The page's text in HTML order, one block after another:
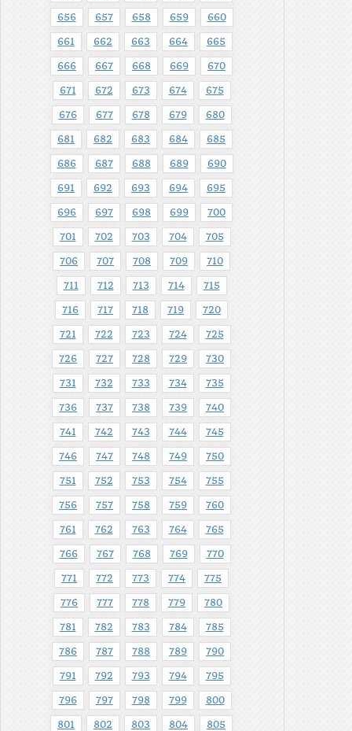
656 657 658 659 660
661 662 663 664 665
666 667 668 669 670
671 672 673 674 675
676 677 678 679 680
681 682 683 684 685
686 687 688 689 690
691 692 693 694 695
696 697 698 699 700
701 702 703 704 705
706 707 708 709 710
711 712 713 714 715
716 717 718 719 720
721 722 723 724 725
726 727 728 729 730
731 732 733 734 735
736 737 738 739 740
741 742 743 744 745
746 747 748 749 750
751 752 753 754 755
756 757 758 759 760
761 762 763 764 765
766 767 768 769 770
771 772 773 774 775
776 777 778 779 780
781 782 783 784 785
786 787 788 789 790
791 792 793 794 795
796 797 798 799 800
801 802 803 804 805